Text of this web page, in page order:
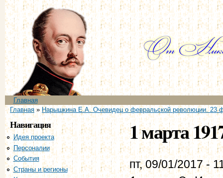
Главное меню
Главная
Вы здесь
Главная» Нарышкина Е.А. Очевидец о февральской революции. 23
Навигация
Идея проекта
Персоналии
События
Страны и регионы
1 марта
пт, 09/01/2017 -